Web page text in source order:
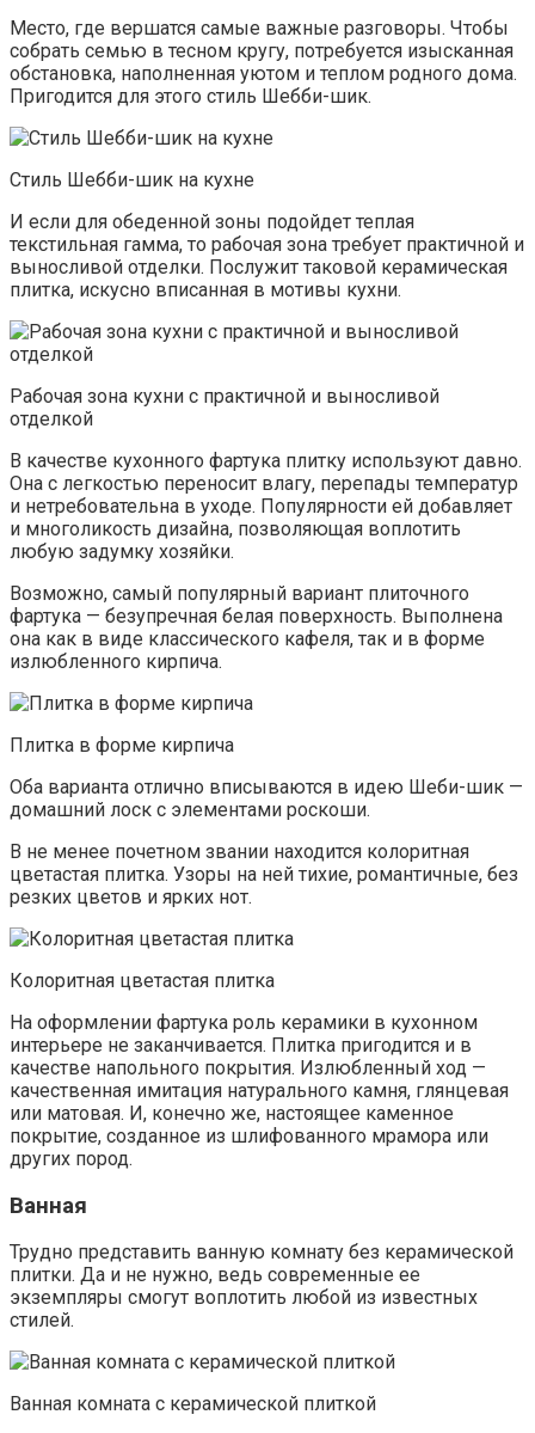
Место, где вершатся самые важные разговоры. Чтобы
собрать семью в тесном кругу, потребуется изысканная
обстановка, наполненная уютом и теплом родного дома.
Пригодится для этого стиль Шебби-шик.
Стиль Шебби-шик на кухне
И если для обеденной зоны подойдет теплая
текстильная гамма, то рабочая зона требует практичной и
выносливой отделки. Послужит таковой керамическая
плитка, искусно вписанная в мотивы кухни.
Рабочая зона кухни с практичной и выносливой
отделкой
В качестве кухонного фартука плитку используют давно.
Она с легкостью переносит влагу, перепады температур
и нетребовательна в уходе. Популярности ей добавляет
и многоликость дизайна, позволяющая воплотить
любую задумку хозяйки.
Возможно, самый популярный вариант плиточного
фартука — безупречная белая поверхность. Выполнена
она как в виде классического кафеля, так и в форме
излюбленного кирпича.
Плитка в форме кирпича
Оба варианта отлично вписываются в идею Шеби-шик —
домашний лоск с элементами роскоши.
В не менее почетном звании находится колоритная
цветастая плитка. Узоры на ней тихие, романтичные, без
резких цветов и ярких нот.
Колоритная цветастая плитка
На оформлении фартука роль керамики в кухонном
интерьере не заканчивается. Плитка пригодится и в
качестве напольного покрытия. Излюбленный ход —
качественная имитация натурального камня, глянцевая
или матовая. И, конечно же, настоящее каменное
покрытие, созданное из шлифованного мрамора или
других пород.
Ванная
Трудно представить ванную комнату без керамической
плитки. Да и не нужно, ведь современные ее
экземпляры смогут воплотить любой из известных
стилей.
Ванная комната с керамической плиткой